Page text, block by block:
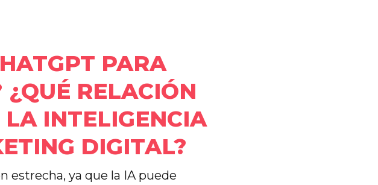
PARA
RELACIÓN
INTELIGENCIA
DIGITAL?
estrecha, ya que la IA puede